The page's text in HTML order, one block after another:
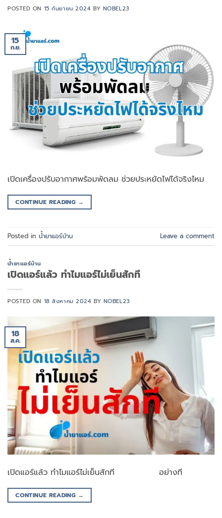
POSTED ON 15 กันยายน 2024 BY NOBEL23
15
ก.ย.
เปิดเครื่องปรับอากาศพร้อมพัดลม ช่วยประหยัดไฟได้จริงไหม
CONTINUE READING →
Posted in น้ำยาแอร์บ้าน Leave a comment
น้ำยาแอร์บ้าน
เปิดแอร์แล้ว ทำไมแอร์ไม่เย็นสักที
POSTED ON 18 สิงหาคม 2024 BY NOBEL23
18
ส.ค.
เปิดแอร์แล้ว ทำไมแอร์ไม่เย็นสักที อย่างที
CONTINUE READING →